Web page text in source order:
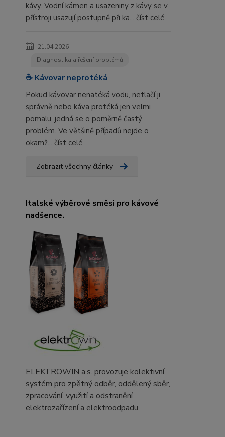
kávy. Vodní kámen a usazeniny z kávy se v
přístroji usazují postupně při ka... číst celé
21.04.2026
Diagnostika a řešení problémů
☕ Kávovar neprotéká
Pokud kávovar nenatéká vodu, netlačí ji
správně nebo káva protéká jen velmi
pomalu, jedná se o poměrně častý
problém. Ve většině případů nejde o
okamž... číst celé
Zobrazit všechny články
Italské výběrové směsi pro kávové
nadšence.
ELEKTROWIN a.s. provozuje kolektivní
systém pro zpětný odběr, oddělený sběr,
zpracování, využití a odstranění
elektrozařízení a elektroodpadu.